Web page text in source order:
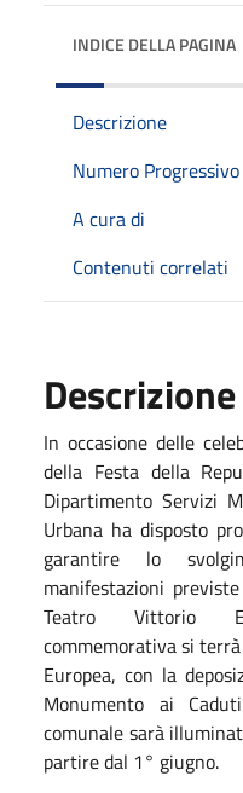
INDICE DELLA PAGINA
Descrizione
Numero Progressivo
A cura di
Contenuti correlati
Descrizione
In occasione delle
della Festa della
Dipartimento Servizi
Urbana ha disposto
garantire lo
manifestazioni
Teatro Vittorio
commemorativa si
Europea, con la
Monumento ai
comunale sarà
partire dal 1° giugno.